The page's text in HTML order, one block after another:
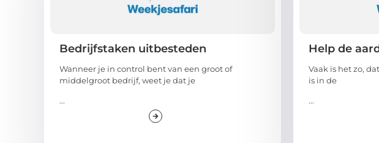
Bedrijfstaken uitbesteden
Wanneer je in control bent van een groot of
middelgroot bedrijf, weet je dat je
...
Help de
Vaak is het zo,
is in de
...